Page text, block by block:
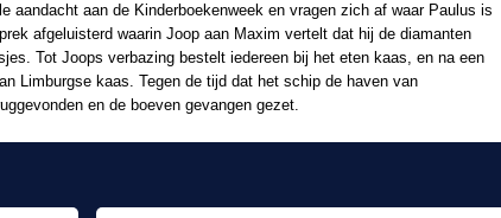
aandacht aan de Kinderboekenweek en vragen zich af waar Paulus is
afgeluisterd waarin Joop aan Maxim vertelt dat hij de diamanten
Tot Joops verbazing bestelt iedereen bij het eten kaas, en na een
Limburgse kaas. Tegen de tijd dat het schip de haven van
en de boeven gevangen gezet.